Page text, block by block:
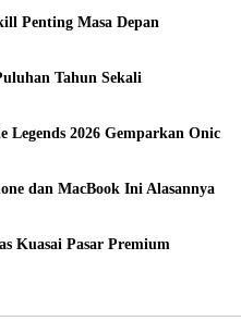
Penting Masa Depan
Tahun Sekali
Legends 2026 Gemparkan Onic
dan MacBook Ini Alasannya
Kuasai Pasar Premium